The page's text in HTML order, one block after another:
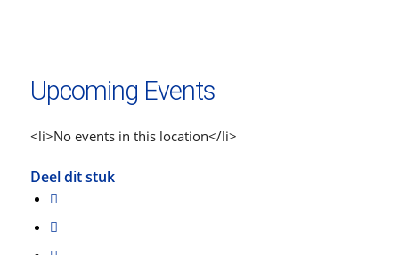
Upcoming Events
<li>No events in this location</li>
Deel dit stuk